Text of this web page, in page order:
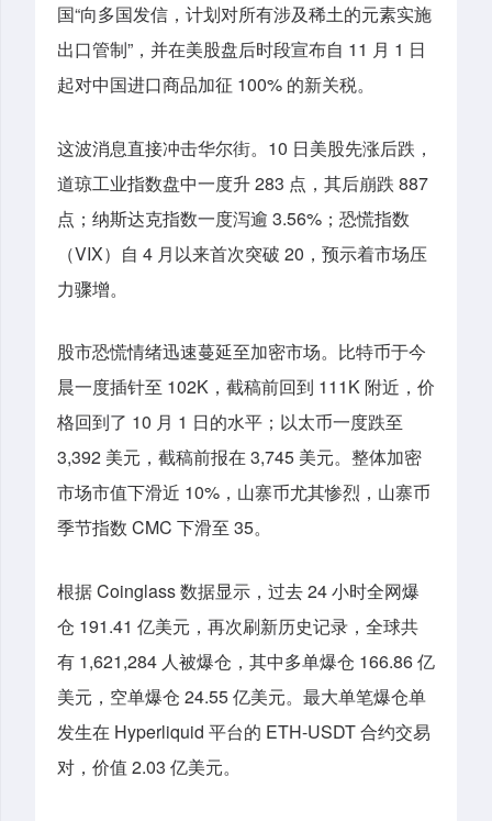
国“向多国发信，计划对所有涉及稀土的元素实施
出口管制”，并在美股盘后时段宣布自 11 月 1 日
起对中国进口商品加征 100% 的新关税。
这波消息直接冲击华尔街。10 日美股先涨后跌，
道琼工业指数盘中一度升 283 点，其后崩跌 887
点；纳斯达克指数一度泻逾 3.56%；恐慌指数
（VIX）自 4 月以来首次突破 20，预示着市场压
力骤增。
股市恐慌情绪迅速蔓延至加密市场。比特币于今
晨一度插针至 102K，截稿前回到 111K 附近，价
格回到了 10 月 1 日的水平；以太币一度跌至
3,392 美元，截稿前报在 3,745 美元。整体加密
市场市值下滑近 10%，山寨币尤其惨烈，山寨币
季节指数 CMC 下滑至 35。
根据 Coinglass 数据显示，过去 24 小时全网爆
仓 191.41 亿美元，再次刷新历史记录，全球共
有 1,621,284 人被爆仓，其中多单爆仓 166.86 亿
美元，空单爆仓 24.55 亿美元。最大单笔爆仓单
发生在 Hyperliquid 平台的 ETH-USDT 合约交易
对，价值 2.03 亿美元。